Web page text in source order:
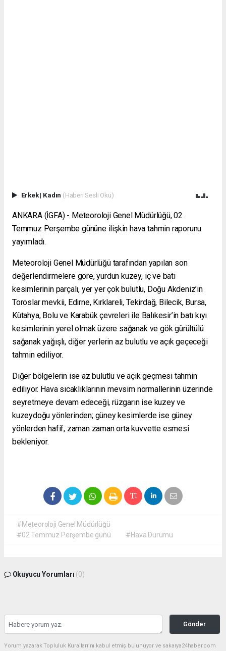
Erkek| Kadın (Haberi Sesli Oku)
ANKARA (İGFA) - Meteoroloji Genel Müdürlüğü, 02
Temmuz Perşembe gününe ilişkin hava tahmin raporunu
yayımladı.
Meteoroloji Genel Müdürlüğü tarafından yapılan son
değerlendirmelere göre, yurdun kuzey, iç ve batı
kesimlerinin parçalı, yer yer çok bulutlu, Doğu Akdeniz’in
Toroslar mevkii, Edirne, Kırklareli, Tekirdağ, Bilecik, Bursa,
Kütahya, Bolu ve Karabük çevreleri ile Balıkesir’in batı kıyı
kesimlerinin yerel olmak üzere sağanak ve gök gürültülü
sağanak yağışlı, diğer yerlerin az bulutlu ve açık geçeceği
tahmin ediliyor.
Diğer bölgelerin ise az bulutlu ve açık geçmesi tahmin
ediliyor. Hava sıcaklıklarının mevsim normallerinin üzerinde
seyretmeye devam edeceği, rüzgarın ise kuzey ve
kuzeydoğu yönlerinden; güney kesimlerde ise güney
yönlerden hafif, zaman zaman orta kuvvette esmesi
bekleniyor.
#Meteoroloji Genel Müdürlüğü
#02 Temmuz Perşembe günü
#Hava Durumu
Okuyucu Yorumları (0)
Gönder
Yorum yazarak Topluluk Kuralları’nı kabul etmiş bulunuyor ve sakarya24haber.com